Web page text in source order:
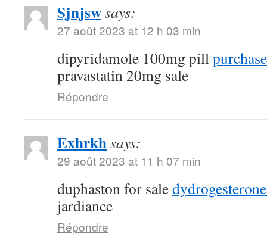
Sjnjswsays:
27 août 2023 at 12 h 03 min
dipyridamole 100mg pill
pravastatin 20mg sale
Répondre
Exhrkhsays:
29 août 2023 at 11 h 07 min
duphaston for sale
jardiance
Répondre